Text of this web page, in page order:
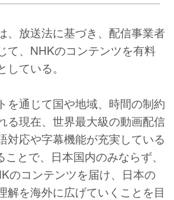
、放送法に基づき、配信事業者
て、NHKのコンテンツを有料
ている。
を通じて国や地域、時間の制約
る現在、世界最大級の動画配信
対応や字幕機能が充実している
とで、日本国内のみならず、
のコンテンツを届け、日本の
解を海外に広げていくことを目